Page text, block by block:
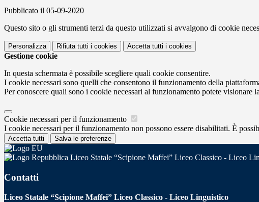
Pubblicato il 05-09-2020
Questo sito o gli strumenti terzi da questo utilizzati si avvalgono di cookie
Personalizza Rifiuta tutti i cookies Accetta tutti i cookies
Gestione cookie
In questa schermata è possibile scegliere quali cookie consentire.
I cookie necessari sono quelli che consentono il funzionamento della
Per conoscere quali sono i cookie necessari al funzionamento potete visionare la
Cookie necessari per il funzionamento
I cookie necessari per il funzionamento non possono essere disabilitati. È
Accetta tutti Salva le preferenze
Liceo Statale “Scipione Maffei” Liceo Classico - Liceo
Contatti
Liceo Statale “Scipione Maffei” Liceo Classico - Liceo Linguistico